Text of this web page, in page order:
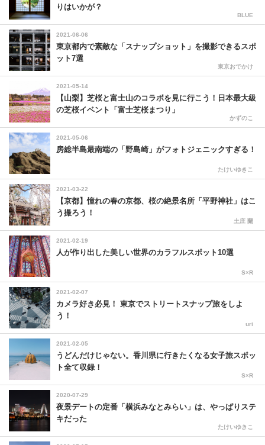
りはいかが？
BLUE
2021-06-06
東京都内で素敵な「スナップショット」を撮影できるスポ
ット7選
東京おでかけ
2021-05-14
【山梨】芝桜と富士山のコラボを見に行こう！日本最大級
の芝桜イベント「富士芝桜まつり」
かずのこ
2021-05-06
房総半島最南端の「野島崎」がフォトジェニックすぎる！
たけいゆきこ
2021-03-22
【京都】憧れの春の京都、桜の絶景名所「平野神社」はこ
う撮ろう！
土庄 蘭
2021-02-19
人が作り出した美しい世界のカラフルスポット10選
S×R
2021-02-07
カメラ好き必見！ 東京でストリートスナップ旅をしよ
う！
uri
2021-02-05
うどんだけじゃない。香川県に行きたくなる女子旅スポッ
ト全て収録！
S×R
2020-07-29
夜景デートの定番「横浜みなとみらい」は、やっぱりステ
キだった
たけいゆきこ